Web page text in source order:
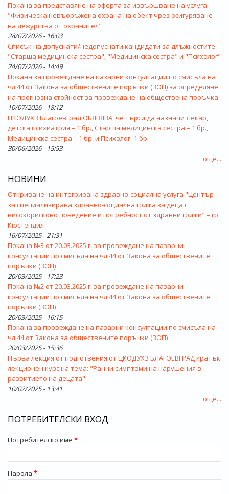
Покана за представяне на оферта за извършване на услуга:
"Физическа невъоръжена охрана на обект чрез осигуряване
на дежурства от охранител"
28/07/2026 - 16:03
Списък на допуснати/недопуснати кандидати за длъжностите
"Старша медицинска сестра", "Медицинска сестра" и "Психолог"
24/07/2026 - 14:49
Покана за провеждане на пазарни консултации по смисъла на
чл.44 от Закона за обществените поръчки (ЗОП) за определяне
на прогнозна стойност за провеждане на обществена поръчка
10/07/2026 - 18:12
ЦКОДУХЗ Благоевград ОБЯВЯВА, че търси да назначи Лекар,
детска психиатрия – 1 бр., Старша медицинска сестра – 1 бр.,
Медицинска сестра – 1 бр. и Психолог- 1 бр.
30/06/2026 - 15:53
още...
НОВИНИ
Откриване на интегрирана здравно-социална услуга "Център
за специализирана здравно-социална грижа за деца с
високорисково поведение и потребност от здравни грижи" – гр.
Кюстендил
16/07/2025 - 21:31
Покана №3 от 20.03.2025 г. за провеждане на пазарни
консултации по смисъла на чл.44 от Закона за обществените
поръчки (ЗОП)
20/03/2025 - 17:23
Покана №2 от 20.03.2025 г. за провеждане на пазарни
консултации по смисъла на чл.44 от Закона за обществените
поръчки (ЗОП)
20/03/2025 - 16:15
Покана за провеждане на пазарни консултации по смисъла на
чл.44 от Закона за обществените поръчки (ЗОП)
20/03/2025 - 15:36
Първа лекция от подготвения от ЦКОДУХЗ БЛАГОЕВГРАД кратък
лекционен курс на тема: "Ранни симптоми на нарушения в
развитието на децата"
10/02/2025 - 13:41
още...
ПОТРЕБИТЕЛСКИ ВХОД
Потребителско име *
Парола *